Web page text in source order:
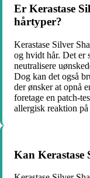
Er Kerastase
hårtyper?
Kerastase Silver
og hvidt hår. Det
neutralisere
Dog kan det også
der ønsker at opnå
foretage en patch-
allergisk reaktion
Kan Kerastase